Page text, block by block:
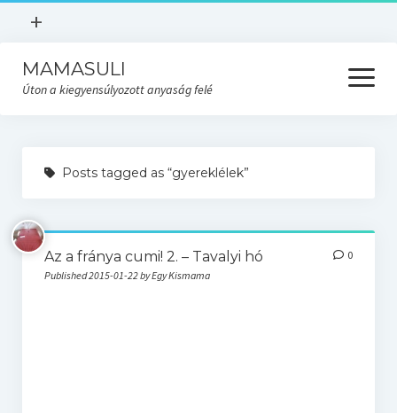
open
+
KÉSZÜLJ A SZÜLÉSRE
Kezdőlap
Rólam
Adatvédelmi tájékoztató
MAMASULI
Úton a kiegyensúlyozott anyaság felé
open
menu
DÚLAI TÁMOGATÁS
SZÜLÉSFELKÉSZÍTŐ
Készülj a szülésre
Posts tagged as “gyereklélek”
Az a fránya cumi! 2. – Tavalyi hó
Published 2015-01-22 by Egy Kismama
0